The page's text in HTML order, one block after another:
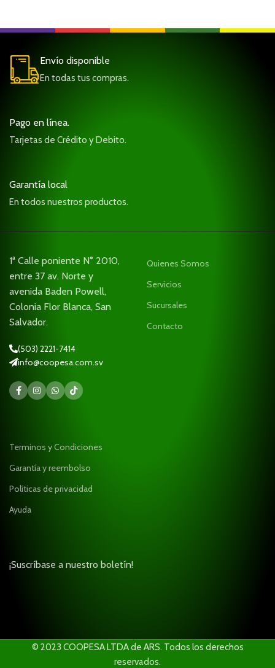
Envío disponible
En todas tus compras.
Pago en línea.
Tarjetas de Crédito y Debito.
Garantía local
En todos nuestros productos.
1ª Calle poniente N° 2010,
entre 37 av. Norte y
avenida Baden Powell,
Colonia Flor Blanca, San
Salvador.
(503) 2221-7414
info@coopesa.com.sv
Quienes Somos
Servicios
Sucursales
Contacto
Terminos y Condiciones
Garantía y reembolso
Políticas de privacidad
Ayuda
¡Suscríbase a nuestro boletín!
© 2023 COOPESA LTDA de ARS. Todos los derechos
reservados.